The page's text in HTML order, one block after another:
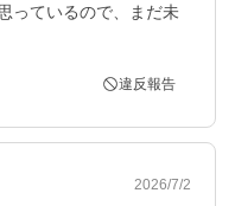
っているので、まだ未
違反報告
2026/7/2